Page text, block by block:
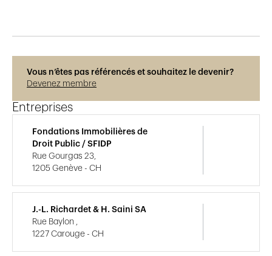
Vous n’êtes pas référencés et souhaitez le devenir?
Devenez membre
Entreprises
Fondations Immobilières de
Droit Public / SFIDP
Rue Gourgas 23,
1205 Genève - CH
J.-L. Richardet & H. Saini SA
Rue Baylon ,
1227 Carouge - CH